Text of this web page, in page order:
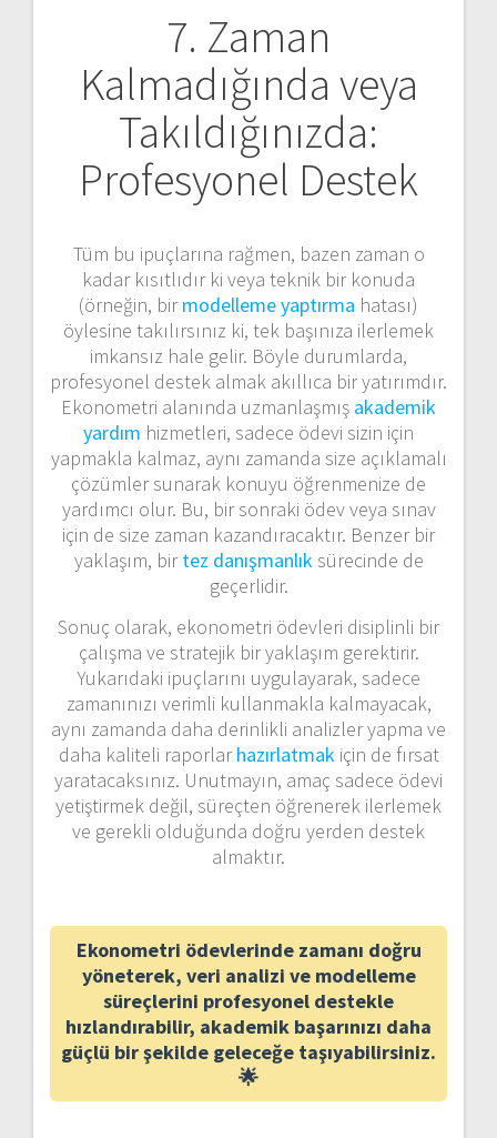
7. Zaman
Kalmadığında veya
Takıldığınızda:
Profesyonel Destek
Tüm bu ipuçlarına rağmen, bazen zaman o
kadar kısıtlıdır ki veya teknik bir konuda
(örneğin, birmodelleme yaptırma hatası)
öylesine takılırsınız ki, tek başınıza ilerlemek
imkansız hale gelir. Böyle durumlarda,
profesyonel destek almak akıllıca bir yatırımdır.
Ekonometri alanında uzmanlaşmış akademik
yardım hizmetleri, sadece ödevi sizin için
yapmakla kalmaz, aynı zamanda size açıklamalı
çözümler sunarak konuyu öğrenmenize de
yardımcı olur. Bu, bir sonraki ödev veya sınav
için de size zaman kazandıracaktır. Benzer bir
yaklaşım, birtez danışmanlıksürecinde de
geçerlidir.
Sonuç olarak, ekonometri ödevleri disiplinli bir
çalışma ve stratejik bir yaklaşım gerektirir.
Yukarıdaki ipuçlarını uygulayarak, sadece
zamanınızı verimli kullanmakla kalmayacak,
aynı zamanda daha derinlikli analizler yapma ve
daha kaliteli raporlarhazırlatmakiçin de fırsat
yaratacaksınız. Unutmayın, amaç sadece ödevi
yetiştirmek değil, süreçten öğrenerek ilerlemek
ve gerekli olduğunda doğru yerden destek
almaktır.
Ekonometri ödevlerinde zamanı doğru
yöneterek, veri analizi ve modelleme
süreçlerini profesyonel destekle
hızlandırabilir, akademik başarınızı daha
güçlü bir şekilde geleceğe taşıyabilirsiniz.
🌟